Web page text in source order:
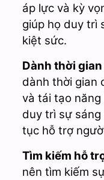
áp lực và kỳ
giúp họ duy trì
kiệt sức.
Dành thời
dành thời gian
và tái tạo
duy trì sự
tục hỗ trợ
Tìm kiếm hỗ
nên tìm kiếm